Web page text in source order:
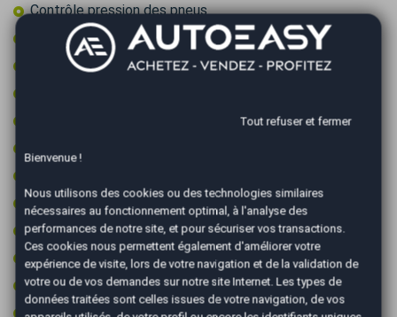
Contrôle pression des pneus
Démarrage sans clé
Détecteur de pluie
Jantes 18 pouces
Jantes aluminium
Limiteur de vitesse
Ordinateur de bord
Palettes au volant
Tout refuser et fermer
Bienvenue !
Nous utilisons des cookies ou des technologies similaires
nécessaires au fonctionnement optimal, à l'analyse des
performances de notre site, et pour sécuriser vos transactions.
Ces cookies nous permettent également d'améliorer votre
expérience de visite, lors de votre navigation et de la validation de
votre ou de vos demandes sur notre site Internet. Les types de
données traitées sont celles issues de votre navigation, de vos